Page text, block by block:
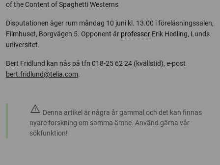
of the Content of Spaghetti Westerns
Disputationen äger rum måndag 10 juni kl. 13.00 i föreläsningssalen,
Filmhuset, Borgvägen 5. Opponent är professor Erik Hedling, Lunds
universitet.
Bert Fridlund kan nås på tfn 018-25 62 24 (kvällstid), e-post
bert.fridlund@telia.com.
warning Denna artikel är några år gammal och det kan finnas
nyare forskning om samma ämne. Använd gärna vår
sökfunktion!